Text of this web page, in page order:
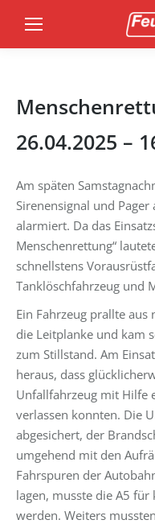
26.04.2025 –
Am späten
Sirenensignal und
alarmiert. Da das
Menschenrettung“
schnellstens
Tanklöschfahrzeug und
Ein Fahrzeug prallte aus
die Leitplanke und kam
zum Stillstand. Am
heraus, dass
Unfallfahrzeug mit Hilfe
verlassen konnten. Die
abgesichert, der
umgehend mit den
Fahrspuren der
lagen, musste die A5
werden. Weiters